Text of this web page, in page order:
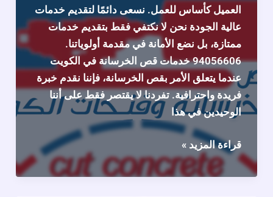
العميل كأساس للعمل. نسعى دائمًا لتقديم خدمات
عالية الجودة نحن لا نكتفي فقط بتقديم خدمات
ممتازة، بل نضع الأمانة في مقدمة أولوياتنا.
94056606 خدمات قص الخرسانة في الكويت
عندما يتعلق الأمر بقص الخرسانة، فإننا نقدم خبرة
فريدة واحترافية. تفردنا لا يقتصر فقط على أننا
الوحيدين في هذا
افضل
من
يقدم
قراءة المزيد »